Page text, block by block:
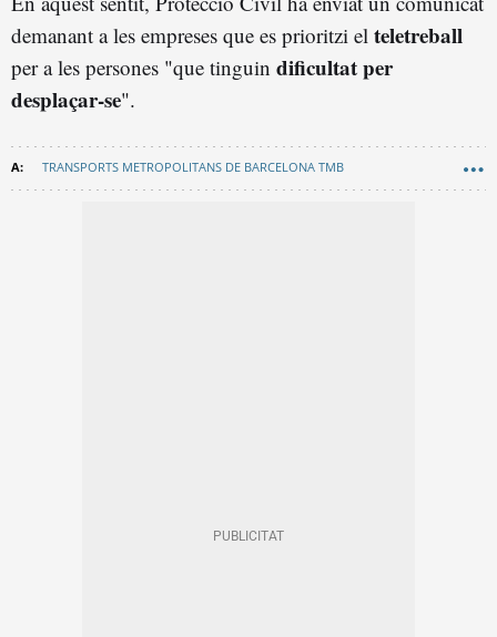
demanant a les empreses que es prioritzi el teletreball
per a les persones "que tinguin dificultat per
desplaçar-se".
TRANSPORTS METROPOLITANS DE BARCELONA TMB